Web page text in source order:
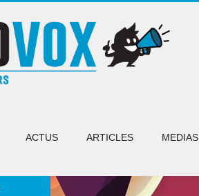
ACTUS ARTICLES MEDIAS